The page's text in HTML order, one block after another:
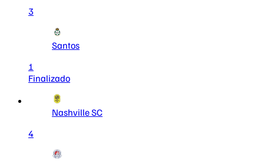
3
Santos
1
Finalizado
Nashville SC
4